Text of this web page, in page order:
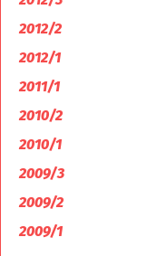
2012/2
2012/1
2011/1
2010/2
2010/1
2009/3
2009/2
2009/1